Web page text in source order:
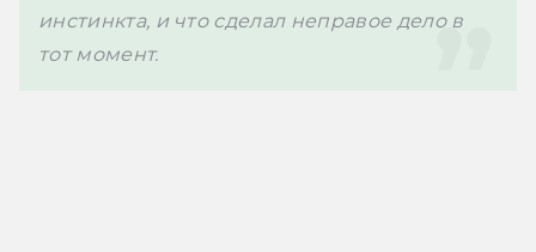
инстинкта, и что сделал неправое дело в
тот момент.